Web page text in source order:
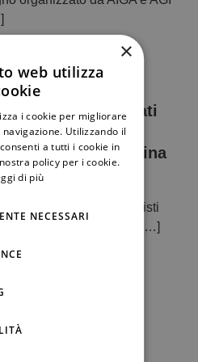
Avvocati
– Palermo –
Fornero: disciplina
Avvocati Giuslavoristi
su “Il rito Fornero: […]
su La
negli appalti:
×
web utilizza
i cookie per migliorare
Utilizzando il
a tutti i cookie in
policy per i cookie.
di più
NECESSARI